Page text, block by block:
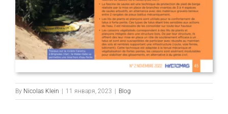
By Nicolas Klein | 11 января, 2023 | Blog